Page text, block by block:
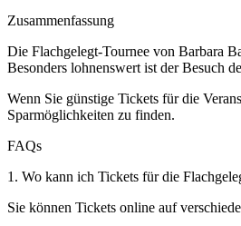
Zusammenfassung
Die Flachgelegt-Tournee von Barbara
Besonders lohnenswert ist der Besuch
Wenn Sie günstige Tickets für die
Sparmöglichkeiten zu finden.
FAQs
1. Wo kann ich Tickets für die
Sie können Tickets online auf